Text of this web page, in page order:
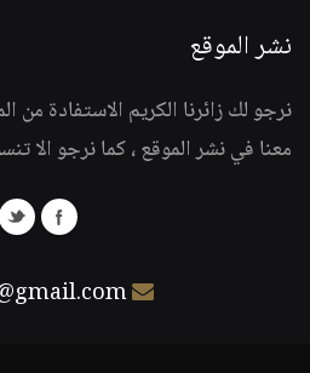
نشر الموقع
نرجو لك زائرنا الكريم الاستفادة من
معنا في نشر الموقع ، كما نرجو الا